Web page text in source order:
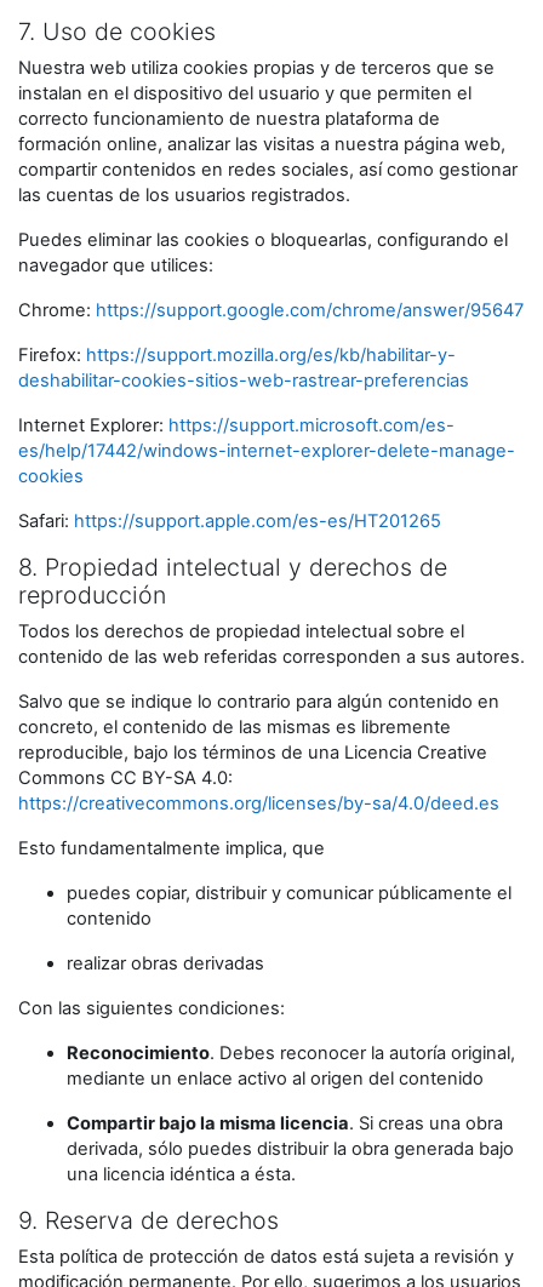
7. Uso de cookies
Nuestra web utiliza cookies propias y de terceros que se
instalan en el dispositivo del usuario y que permiten el
correcto funcionamiento de nuestra plataforma de
formación online, analizar las visitas a nuestra página web,
compartir contenidos en redes sociales, así como gestionar
las cuentas de los usuarios registrados.
Puedes eliminar las cookies o bloquearlas, configurando el
navegador que utilices:
Chrome: https://support.google.com/chrome/answer/95647
Firefox: https://support.mozilla.org/es/kb/habilitar-y-
deshabilitar-cookies-sitios-web-rastrear-preferencias
Internet Explorer: https://support.microsoft.com/es-
es/help/17442/windows-internet-explorer-delete-manage-
cookies
Safari: https://support.apple.com/es-es/HT201265
8. Propiedad intelectual y derechos de
reproducción
Todos los derechos de propiedad intelectual sobre el
contenido de las web referidas corresponden a sus autores.
Salvo que se indique lo contrario para algún contenido en
concreto, el contenido de las mismas es libremente
reproducible, bajo los términos de una Licencia Creative
Commons CC BY-SA 4.0:
https://creativecommons.org/licenses/by-sa/4.0/deed.es
Esto fundamentalmente implica, que
puedes copiar, distribuir y comunicar públicamente el
contenido
realizar obras derivadas
Con las siguientes condiciones:
Reconocimiento. Debes reconocer la autoría original,
mediante un enlace activo al origen del contenido
Compartir bajo la misma licencia. Si creas una obra
derivada, sólo puedes distribuir la obra generada bajo
una licencia idéntica a ésta.
9. Reserva de derechos
Esta política de protección de datos está sujeta a revisión y
modificación permanente. Por ello, sugerimos a los usuarios